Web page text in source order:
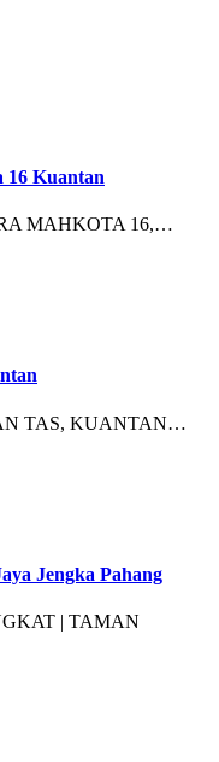
16 Kuantan
MAHKOTA 16,…
TAS, KUANTAN…
Jengka Pahang
| TAMAN